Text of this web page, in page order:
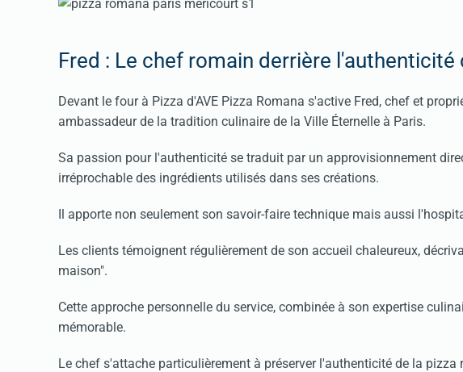
Fred : Le chef romain derrière l'authenticité
Devant le four à Pizza d'AVE Pizza Romana s'active Fred, chef et
ambassadeur de la tradition culinaire de la Ville Éternelle à Paris.
Sa passion pour l'authenticité se traduit par un approvisionnement
irréprochable des ingrédients utilisés dans ses créations.
Il apporte non seulement son savoir-faire technique mais aussi
Les clients témoignent régulièrement de son accueil chaleureux,
maison".
Cette approche personnelle du service, combinée à son expertise
mémorable.
Le chef s'attache particulièrement à préserver l'authenticité de la